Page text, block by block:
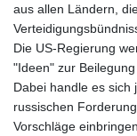
aus allen Ländern,
Die US-Regierung
"Ideen" zur
Dabei handle es sich
russischen
Vorschläge